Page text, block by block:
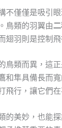
不僅僅是吸引
鳥類的羽翼由
翅羽則是控制
鳥類而異，這
和隼具備長而
飛行，讓它們
的美妙，也能